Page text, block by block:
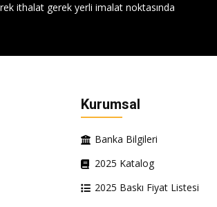
ithalat gerek yerli imalat noktasında
Kurumsal
Banka Bilgileri
2025 Katalog
2025 Baskı Fiyat Listesi